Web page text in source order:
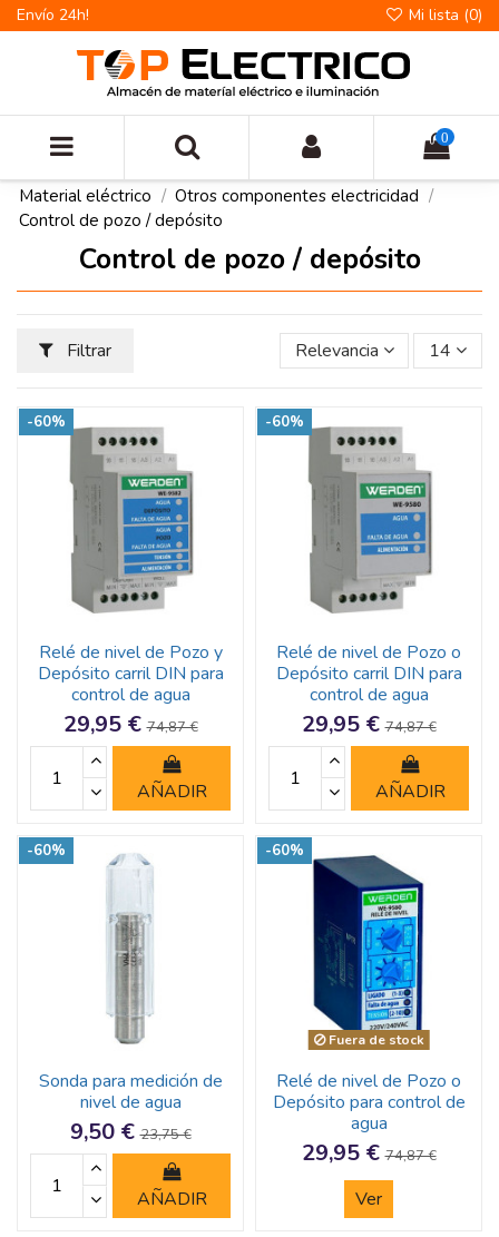
Envío 24h! Mi lista (0)
0
Material eléctrico
Otros componentes electricidad
Control de pozo / depósito
Control de pozo / depósito
Filtrar Relevancia 14
-60%
Relé de nivel de Pozo y
Depósito carril DIN para
control de agua
29,95 €74,87 €
AÑADIR
-60%
Relé de nivel de Pozo o
Depósito carril DIN para
control de agua
29,95 €74,87 €
AÑADIR
-60%
Sonda para medición de
nivel de agua
9,50 €23,75 €
AÑADIR
-60%
Fuera de stock
Relé de nivel de Pozo o
Depósito para control de
agua
29,95 €74,87 €
Ver